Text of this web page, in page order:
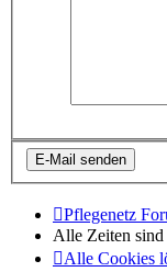
Pflegenetz
Alle Zeiten sind
Alle Cookies